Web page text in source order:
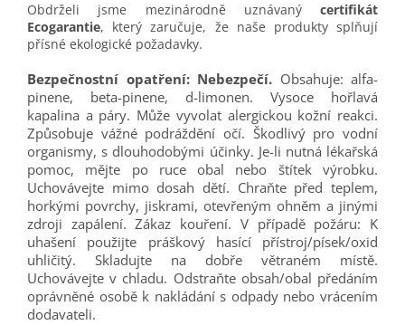
Obdrželi jsme mezinárodně uznávaný certifikát
Ecogarantie, který zaručuje, že naše produkty splňují
přísné ekologické požadavky.
Bezpečnostní opatření: Nebezpečí. Obsahuje: alfa-
pinene, beta-pinene, d-limonen. Vysoce hořlavá
kapalina a páry. Může vyvolat alergickou kožní reakci.
Způsobuje vážné podráždění očí. Škodlivý pro vodní
organismy, s dlouhodobými účinky. Je-li nutná lékařská
pomoc, mějte po ruce obal nebo štítek výrobku.
Uchovávejte mimo dosah dětí. Chraňte před teplem,
horkými povrchy, jiskrami, otevřeným ohněm a jinými
zdroji zapálení. Zákaz kouření. V případě požáru: K
uhašení použijte práškový hasící přístroj/písek/oxid
uhličitý. Skladujte na dobře větraném místě.
Uchovávejte v chladu. Odstraňte obsah/obal předáním
oprávněné osobě k nakládání s odpady nebo vrácením
dodavateli.